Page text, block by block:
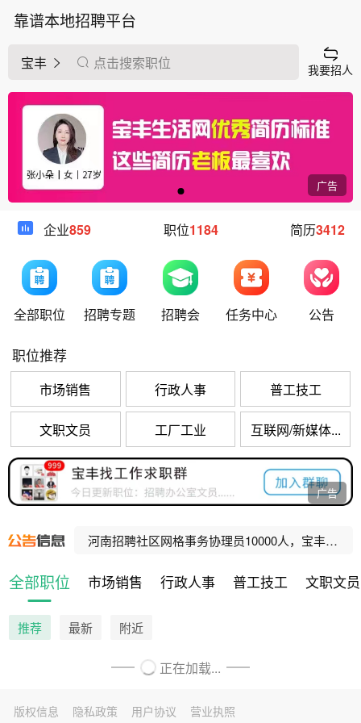
靠谱本地招聘平台
宝丰 点击搜索职位 我要招人
广告
企业859 职位1184 简历3412
全部职位 招聘专题 招聘会 任务中心 公告
职位推荐
市场销售 行政人事 普工技工
文职文员 工厂工业 互联网/新媒体...
广告
河南招聘社区网格事务协理员10000人，宝丰招聘47人！
宝丰县公办养老机构招聘工作人员公告
全部职位 市场销售 行政人事 普工技工 文职文员
推荐 最新 附近
正在加载...
版权信息 隐私政策 用户协议 营业执照